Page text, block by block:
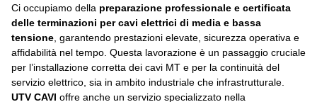
UTVFLEX®- MINING NSSHÖU O/J...../3E.....+ST
UTVFLEX® PUR- TM HF
TUNNELFLEX
UTVFLEX®
PANZERFLEX-SIGNAL
PANZERFLEX-L
UTVFLEX®-S
CAVI PIATTI
CAVI PIATTI PVC SCHERMATI YCFLY, YFLCY, KYCFLY
CAVI PIATTI H07VVH6-F
CAVI PIATTI NEOPRENE NGFLGOU
PIATTO NEOPRENE SCHERMATO M(STD)HOU
CAVI PER FESTONI
FESTOONFIBERFLEX
UTVFLEX® FESTOON
UTVFLEX® FESTOON-FO
CAVI SPREADER
PANZERFLEX L- VS
CAVI POSA MOBILE PUR HF
UTVFLEX®-VCR
Ci occupiamo della preparazione professionale e certificata
delle terminazioni per cavi elettrici di media e bassa
tensione , garantendo prestazioni elevate, sicurezza operativa e
affidabilità nel tempo. Questa lavorazione è un passaggio cruciale
per l’installazione corretta dei cavi MT e per la continuità del
servizio elettrico, sia in ambito industriale che infrastrutturale.
UTV CAVI offre anche un servizio specializzato nella